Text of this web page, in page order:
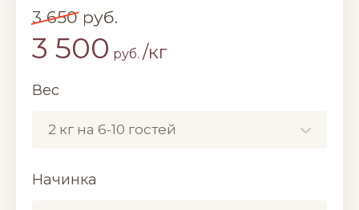
3 650руб.
3 500 руб. /кг
Вес
2 кг на 6-10 гостей
Начинка